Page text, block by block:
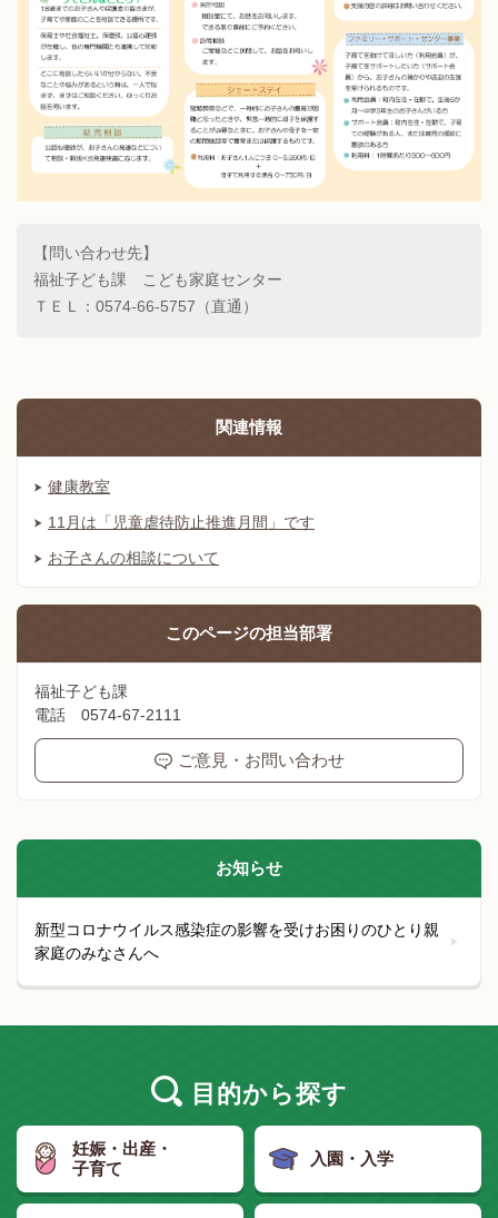
【問い合わせ先】
福祉子ども課 こども家庭センター
ＴＥＬ：0574-66-5757（直通）
関連情報
健康教室
11月は「児童虐待防止推進月間」です
お子さんの相談について
このページの担当部署
福祉子ども課
電話 0574-67-2111
ご意見・お問い合わせ
お知らせ
新型コロナウイルス感染症の影響を受けお困りのひとり親
家庭のみなさんへ
目的から探す
妊娠・出産・
子育て
入園・入学